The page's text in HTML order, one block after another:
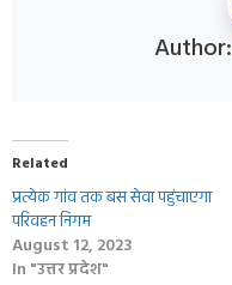
Author:
Related
प्रत्येक गांव तक बस सेवा पहुंचाएगा
परिवहन निगम
August 12, 2023
In "उत्तर प्रदेश"